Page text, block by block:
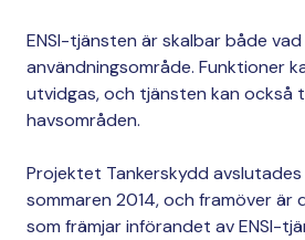
ENSI-tjänsten är skalbar både
användningsområde. Funktioner
utvidgas, och tjänsten kan också
havsområden.
Projektet Tankerskydd
sommaren 2014, och framöver är
som främjar införandet av ENSI-